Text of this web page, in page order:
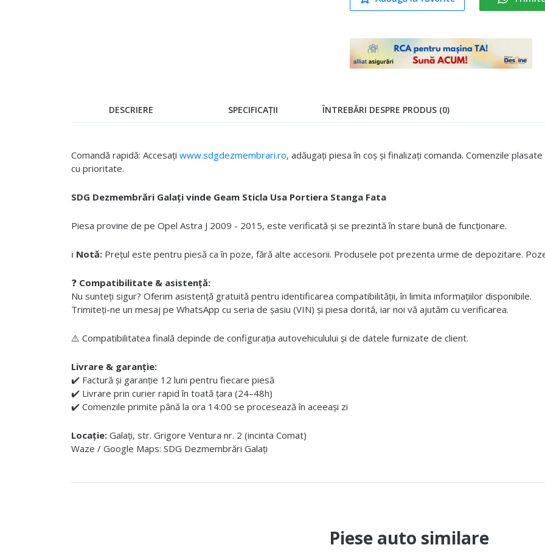
DESCRIERE
Comandă rapidă: Accesați www.sdgdezmembrari.ro, adăugați piesa în coș și finalizați comanda. Comenzile
cu prioritate.
SDG Dezmembrări Galați vinde Geam Sticla Usa Portiera Stanga Fata
Piesa provine de pe Opel Astra J 2009 - 2015, este verificată și se prezintă în stare bună de funcționare.
ℹ️ Notă: Prețul este pentru piesă ca în poze, fără alte accesorii. Produsele pot prezenta urme de depozitare.
❓ Compatibilitate & asistență:
Nu sunteți sigur? Oferim asistență gratuită pentru identificarea compatibilității, în limita informațiilor disponibile.
Trimiteți-ne un mesaj pe WhatsApp cu seria de șasiu (VIN) și piesa dorită, iar noi vă ajutăm cu verificarea.
⚠️ Compatibilitatea finală depinde de configurația autovehiculului și de datele furnizate de client.
Livrare & garanție:
✔️ Factură și garanție 12 luni pentru fiecare piesă
✔️ Livrare prin curier rapid în toată țara (24–48h)
✔️ Comenzile primite până la ora 14:00 se procesează în aceeași zi
Locație: Galați, str. Grigore Ventura nr. 2 (incinta Comat)
Waze / Google Maps: SDG Dezmembrări Galați
SPECIFICAȚII ÎNTREBĂRI DESPRE PRODUS (0)
Piese auto similare